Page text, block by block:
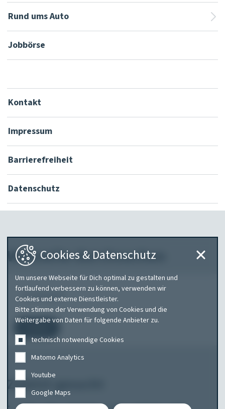
Rund ums Auto
Jobbörse
Kontakt
Impressum
Barrierefreiheit
Datenschutz
Webseite durchsuchen
Was
suchen
Sie?
Zuletzt gesucht
Cookies & Datenschutz
Um unsere Webseite für Dich optimal zu gestalten und
fortlaufend verbessern zu können, verwenden wir
Cookies und externe Dienstleister.
Bitte stimme der Verwendung von Cookies und die
Weitergabe von Daten für folgende Anbieter zu.
technisch notwendige Cookies
Matomo Analytics
Youtube
Google Maps